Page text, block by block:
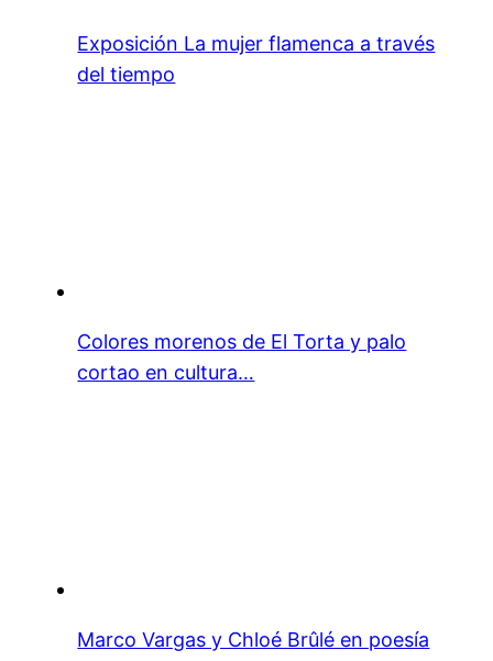
Exposición La mujer flamenca a través
del tiempo
Colores morenos de El Torta y palo
cortao en cultura…
Marco Vargas y Chloé Brûlé en poesía